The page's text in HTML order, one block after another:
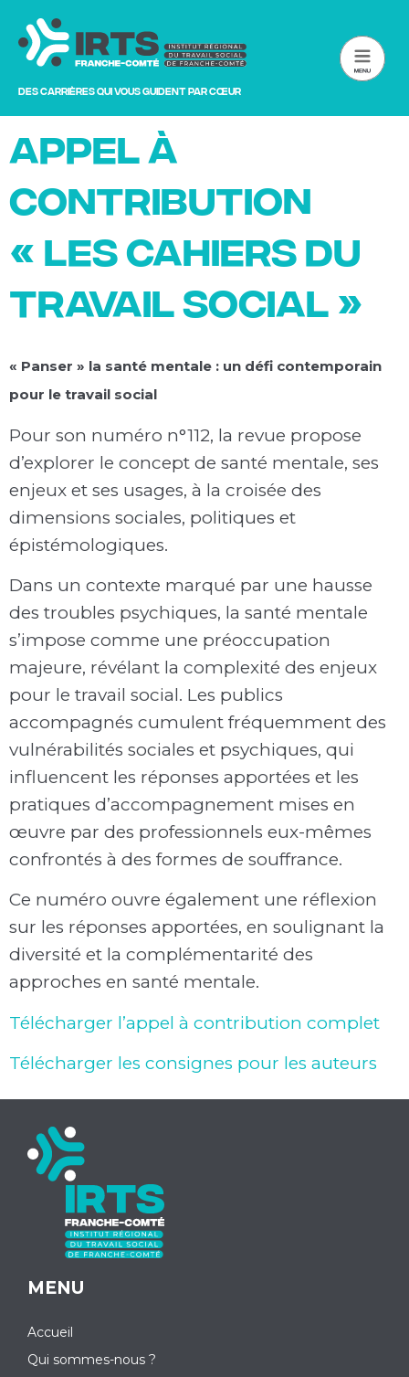
Des carrières qui vous guident par cœur
Appel à
contribution
« Les Cahiers du
Travail Social »
« Panser » la santé mentale : un défi contemporain
pour le travail social
Pour son numéro n°112, la revue propose
d’explorer le concept de santé mentale, ses
enjeux et ses usages, à la croisée des
dimensions sociales, politiques et
épistémologiques.
Dans un contexte marqué par une hausse
des troubles psychiques, la santé mentale
s’impose comme une préoccupation
majeure, révélant la complexité des enjeux
pour le travail social. Les publics
accompagnés cumulent fréquemment des
vulnérabilités sociales et psychiques, qui
influencent les réponses apportées et les
pratiques d’accompagnement mises en
œuvre par des professionnels eux-mêmes
confrontés à des formes de souffrance.
Ce numéro ouvre également une réflexion
sur les réponses apportées, en soulignant la
diversité et la complémentarité des
approches en santé mentale.
Télécharger l’appel à contribution complet
Télécharger les consignes pour les auteurs
MENU
Accueil
Qui sommes-nous ?